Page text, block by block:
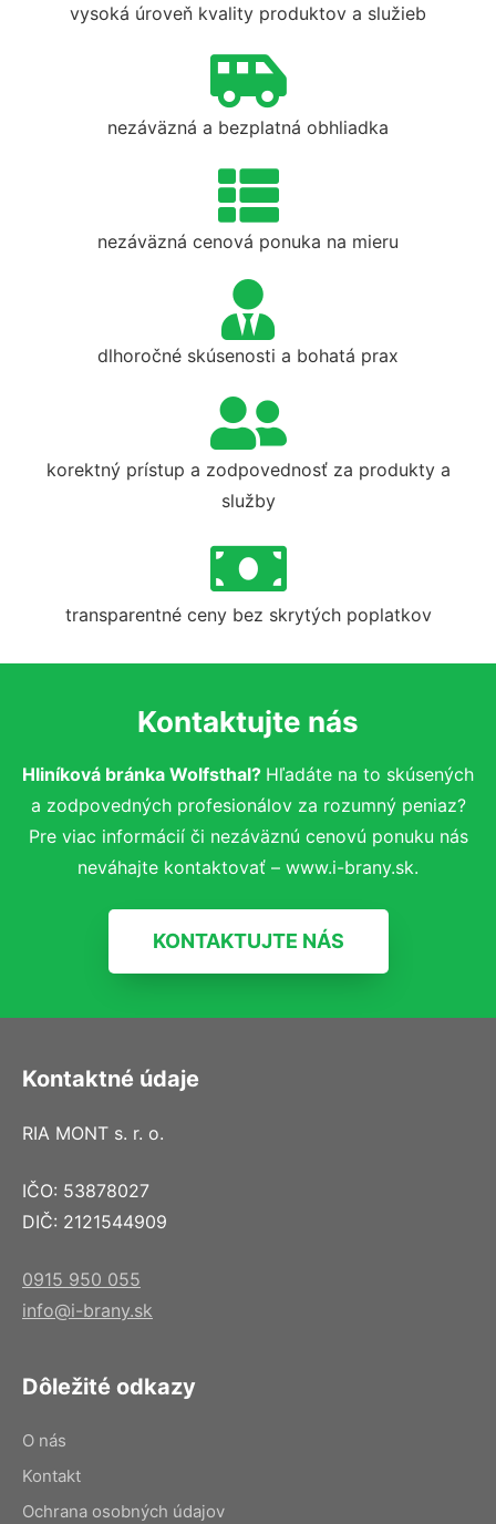
vysoká úroveň kvality produktov a služieb
nezáväzná a bezplatná obhliadka
nezáväzná cenová ponuka na mieru
dlhoročné skúsenosti a bohatá prax
korektný prístup a zodpovednosť za produkty a
služby
transparentné ceny bez skrytých poplatkov
Kontaktujte nás
Hliníková bránka Wolfsthal? Hľadáte na to skúsených
a zodpovedných profesionálov za rozumný peniaz?
Pre viac informácií či nezáväznú cenovú ponuku nás
neváhajte kontaktovať – www.i-brany.sk.
KONTAKTUJTE NÁS
Kontaktné údaje
RIA MONT s. r. o.
IČO: 53878027
DIČ: 2121544909
0915 950 055
info@i-brany.sk
Dôležité odkazy
O nás
Kontakt
Ochrana osobných údajov